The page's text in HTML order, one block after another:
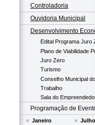
Controladoria
Ouvidoria Municipal
Desenvolvimento
Edital Programa Juro
Plano de Viabilidade
Juro Zero
Turismo
Conselho Municipal do
Trabalho
Sala do
Programação de
Janeiro
Julho